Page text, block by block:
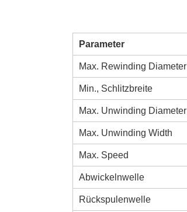
Parameter
Max. Rewinding Diameter
Min., Schlitzbreite
Max. Unwinding Diameter
Max. Unwinding Width
Max. Speed
Abwickelnwelle
Rückspulenwelle